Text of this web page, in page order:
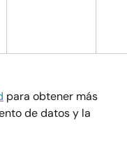
para obtener más
de datos y la